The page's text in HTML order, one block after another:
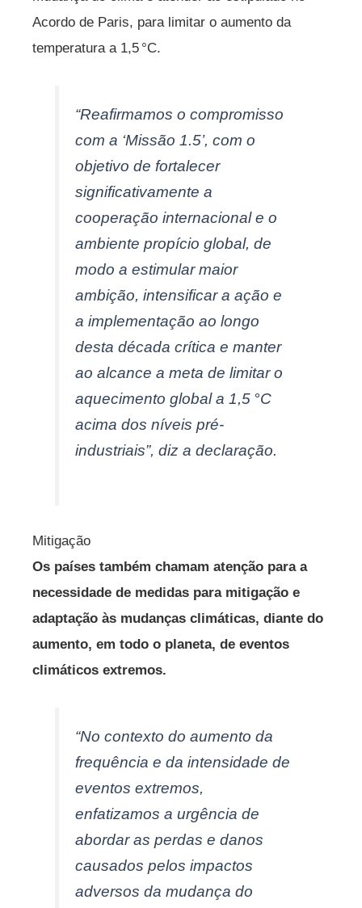
Acordo de Paris, para limitar o aumento da
temperatura a 1,5 °C.
“Reafirmamos o compromisso
com a ‘Missão 1.5’, com o
objetivo de fortalecer
significativamente a
cooperação internacional e o
ambiente propício global, de
modo a estimular maior
ambição, intensificar a ação e
a implementação ao longo
desta década crítica e manter
ao alcance a meta de limitar o
aquecimento global a 1,5 °C
acima dos níveis pré-
industriais”, diz a declaração.
Mitigação
Os países também chamam atenção para a
necessidade de medidas para mitigação e
adaptação às mudanças climáticas, diante do
aumento, em todo o planeta, de eventos
climáticos extremos.
“No contexto do aumento da
frequência e da intensidade de
eventos extremos,
enfatizamos a urgência de
abordar as perdas e danos
causados pelos impactos
adversos da mudança do